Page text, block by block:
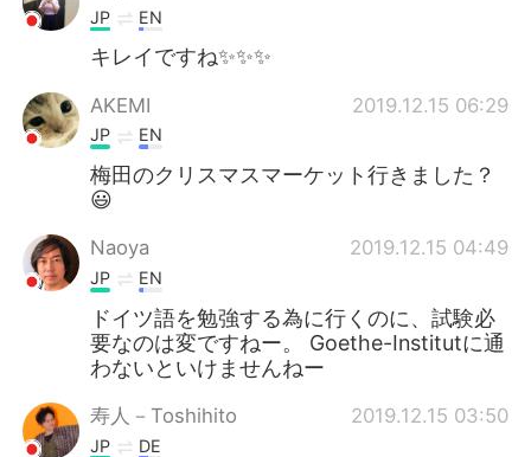
JP EN
キレイですね✨✨✨
AKEMI 2019.12.15 06:29
JP EN
梅田のクリスマスマーケット行きました？
😃
Naoya 2019.12.15 04:49
JP EN
ドイツ語を勉強する為に行くのに、試験必
要なのは変ですねー。 Goethe-Institutに通
わないといけませんねー
寿人－Toshihito 2019.12.15 03:50
JP DE